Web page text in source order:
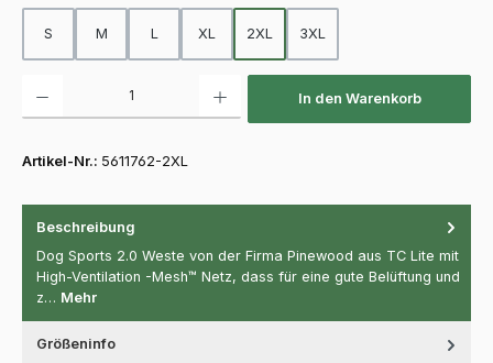
S M L XL 2XL 3XL
In den Warenkorb
Artikel-Nr.: 5611762-2XL
Beschreibung
Dog Sports 2.0 Weste von der Firma Pinewood aus TC Lite mit
High-Ventilation -Mesh™ Netz, dass für eine gute Belüftung und
z… Mehr
Größeninfo